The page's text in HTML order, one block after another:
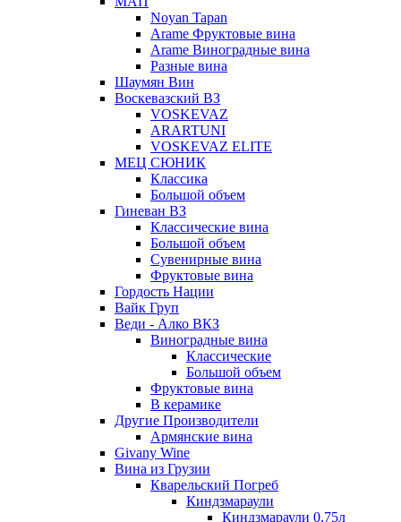
Noyan Tapan
Arame Фруктовые вина
Arame Виноградные вина
Разные вина
Шаумян Вин
Воскевазский ВЗ
VOSKEVAZ
ARARTUNI
VOSKEVAZ ELITE
МЕЦ СЮНИК
Классика
Большой объем
Гиневан ВЗ
Классические вина
Большой объем
Сувенирные вина
Фруктовые вина
Гордость Нации
Вайк Груп
Веди - Алко ВКЗ
Виноградные вина
Классические
Большой объем
Фруктовые вина
В керамике
Другие Производители
Армянские вина
Givany Wine
Вина из Грузии
Кварельский Погреб
Киндзмараули
Киндзмараули 0,75л